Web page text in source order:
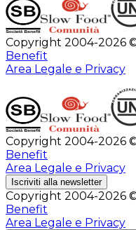
Copyright 2004-2026
Benefit
Area Legale e Privacy
Copyright 2004-2026
Benefit
Area Legale e Privacy
Iscriviti alla newsletter
Copyright 2004-2026
Benefit
Area Legale e Privacy